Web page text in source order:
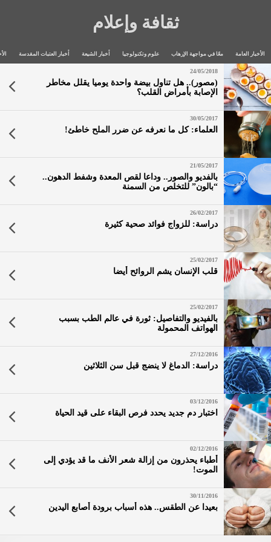
ثقافة وإعلام
الأخبار العامة معًا في مواجهة الإرهاب علوم وتكنولوجيا أخبار الشيعة أخبار العتبات المقدسة
24/05/2018
(مصور).. هل تناول بيضة واحدة يوميا يقلل مخاطر
الإصابة بأمراض القلب؟
30/05/2017
العلماء: كل ما نعرفه عن ضرر الملح خاطئ!
21/05/2017
بالفديو والصور.. وداعا لقص المعدة وشفط الدهون..
“بالون” للتخلص من السمنة
26/02/2017
دراسة: للزواج فوائد صحية كثيرة
25/02/2017
قلب الإنسان يشم الروائح أيضا
25/02/2017
بالفيديو والتفاصيل: ثورة في عالم الطب بسبب
الهواتف المحمولة
27/12/2016
دراسة: الدماغ لا ينضج قبل سن الثلاثين
03/12/2016
اختبار دم جديد يحدد فرص البقاء على قيد الحياة
02/12/2016
أطباء يحذرون من إزالة شعر الأنف ما قد يؤدي إلى
الموت!
30/11/2016
بعيدا عن الطقس.. هذه أسباب برودة أصابع اليدين